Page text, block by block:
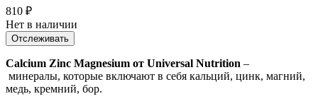
810 ₽
Нет в наличии
Отслеживать
Calcium Zinc Magnesium от Universal Nutrition –
минералы, которые включают в себя кальций, цинк, магний,
медь, кремний, бор.